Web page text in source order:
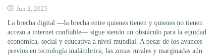
Jun 2, 2025
La brecha digital —la brecha entre quienes tienen y quienes no tienen
acceso a internet confiable— sigue siendo un obstáculo para la equidad
económica, social y educativa a nivel mundial. A pesar de los avances
previos en tecnología inalámbrica, las zonas rurales y marginadas aún